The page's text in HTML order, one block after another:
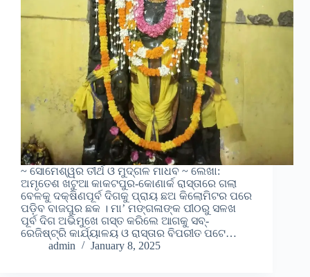
~ ସୋମେଶ୍ୱର ତୀର୍ଥ ଓ ମୁଦ୍ଗଳ ମାଧବ ~ ଲେଖା:
ଅମୃତେଶ ଖଟୁଆ କାକଟପୁର-କୋଣାର୍କ ରାସ୍ତାରେ ଗଲା
ବେଳକୁ ଦକ୍ଷିଣପୂର୍ବ ଦିଗକୁ ପ୍ରାୟ ଛଅ କିଲୋମିଟର ପରେ
ପଡ଼ିବ ବାଜପୁର ଛକ । ମା’ ମଙ୍ଗଳାଙ୍କ ପୀଠରୁ ସଳଖ
ପୂର୍ବ ଦିଗ ଅଭିମୁଖେ ଗସ୍ତ କରିଲେ ଆଗକୁ ସବ୍-
ରେଜିଷ୍ଟ୍ରି କାର୍ଯ୍ୟାଳୟ ଓ ରାସ୍ତାର ବିପରୀତ ପଟେ…
admin
January 8, 2025